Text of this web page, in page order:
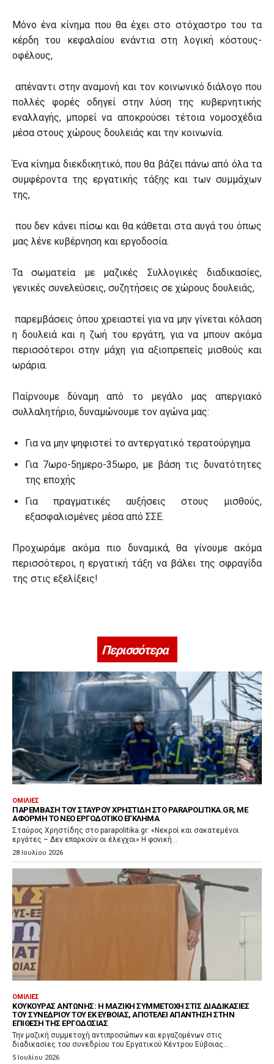
Μόνο ένα κίνημα που θα έχει στο στόχαστρο του τα
κέρδη του κεφαλαίου ενάντια στη λογική κόστους-
οφέλους,
απέναντι στην αναμονή και τον κοινωνικό διάλογο που
πολλές φορές οδηγεί στην λύση της κυβερνητικής
εναλλαγής, μπορεί να αποκρούσει τέτοια νομοσχέδια
μέσα στους χώρους δουλειάς και την κοινωνία.
Ένα κίνημα διεκδικητικό, που θα βάζει πάνω από όλα τα
συμφέροντα της εργατικής τάξης και των συμμάχων
της,
που δεν κάνει πίσω και θα κάθεται στα αυγά του όπως
μας λένε κυβέρνηση και εργοδοσία.
Τα σωματεία με μαζικές Συλλογικές διαδικασίες,
γενικές συνελεύσεις, συζητήσεις σε χώρους δουλειάς,
παρεμβάσεις όπου χρειαστεί για να μην γίνεται κόλαση
η δουλειά και η ζωή του εργάτη, για να μπουν ακόμα
περισσότεροι στην μάχη για αξιοπρεπείς μισθούς και
ωράρια.
Παίρνουμε δύναμη από το μεγάλο μας απεργιακό
συλλαλητήριο, δυναμώνουμε τον αγώνα μας:
Για να μην ψηφιστεί το αντεργατικό τερατούργημα
Για 7ωρο-5ημερο-35ωρο, με βάση τις δυνατότητες
της εποχής
Για πραγματικές αυξήσεις στους μισθούς,
εξασφαλισμένες μέσα από ΣΣΕ.
Προχωράμε ακόμα πιο δυναμικά, θα γίνουμε ακόμα
περισσότεροι, η εργατική τάξη να βάλει της σφραγίδα
της στις εξελίξεις!
Περισσότερα
ΟΜΙΛΊΕΣ
ΠΑΡΈΜΒΑΣΗ ΤΟΥ ΣΤΑΎΡΟΥ ΧΡΗΣΤΊΔΗ ΣΤΟ PARAPOLITIKA.GR, ΜΕ
ΑΦΟΡΜΉ ΤΟ ΝΈΟ ΕΡΓΟΔΟΤΙΚΌ ΈΓΚΛΗΜΑ
Σταύρος Χρηστίδης στο parapolitika.gr: «Νεκροί και σακατεμένοι
εργάτες – Δεν επαρκούν οι έλεγχοι» Η φονική...
28 Ιουλίου 2026
ΟΜΙΛΊΕΣ
ΚΟΎΚΟΥΡΑΣ ΑΝΤΏΝΗΣ: Η ΜΑΖΙΚΉ ΣΥΜΜΕΤΟΧΉ ΣΤΙΣ ΔΙΑΔΙΚΑΣΊΕΣ
ΤΟΥ ΣΥΝΕΔΡΊΟΥ ΤΟΥ ΕΚ ΕΎΒΟΙΑΣ, ΑΠΟΤΕΛΕΊ ΑΠΆΝΤΗΣΗ ΣΤΗΝ
ΕΠΊΘΕΣΗ ΤΗΣ ΕΡΓΟΔΟΣΊΑΣ
Την μαζική συμμετοχή αντιπροσώπων και εργαζομένων στις
διαδικασίες του συνεδρίου του Εργατικού Κέντρου Εύβοιας...
5 Ιουλίου 2026